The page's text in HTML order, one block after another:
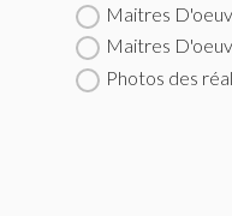
Maitres
Maitres
Photos des